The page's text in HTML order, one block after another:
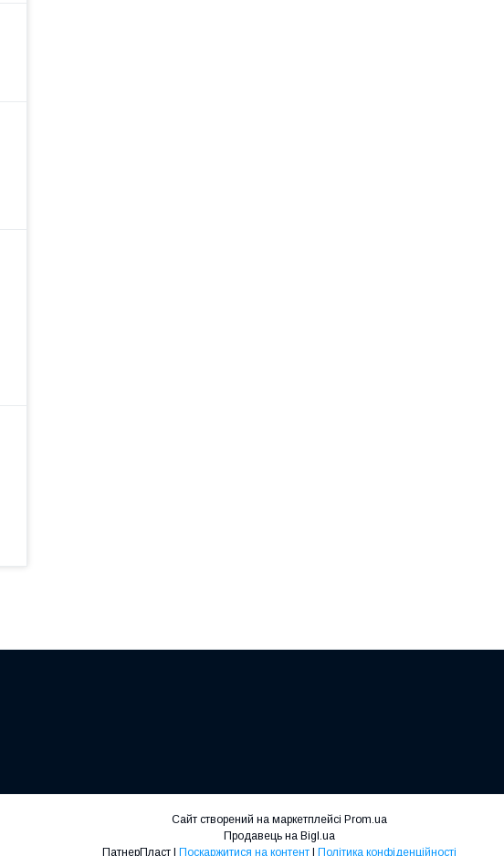
Сайт створений на маркетплейсі Prom.ua
Продавець на Bigl.ua
Поскаржитися на контент Політика конфіденційності